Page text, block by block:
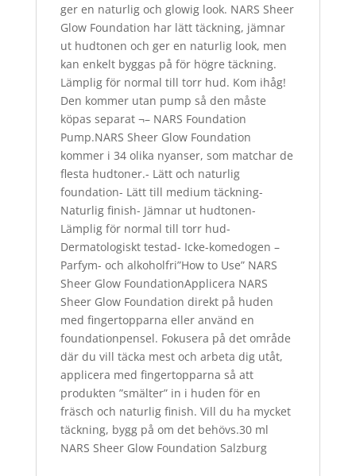
ger en naturlig och glowig look. NARS Sheer
Glow Foundation har lätt täckning, jämnar
ut hudtonen och ger en naturlig look, men
kan enkelt byggas på för högre täckning.
Lämplig för normal till torr hud. Kom ihåg!
Den kommer utan pump så den måste
köpas separat ¬– NARS Foundation
Pump.NARS Sheer Glow Foundation
kommer i 34 olika nyanser, som matchar de
flesta hudtoner.- Lätt och naturlig
foundation- Lätt till medium täckning-
Naturlig finish- Jämnar ut hudtonen-
Lämplig för normal till torr hud-
Dermatologiskt testad- Icke-komedogen –
Parfym- och alkoholfri”How to Use” NARS
Sheer Glow FoundationApplicera NARS
Sheer Glow Foundation direkt på huden
med fingertopparna eller använd en
foundationpensel. Fokusera på det område
där du vill täcka mest och arbeta dig utåt,
applicera med fingertopparna så att
produkten ”smälter” in i huden för en
fräsch och naturlig finish. Vill du ha mycket
täckning, bygg på om det behövs.30 ml
NARS Sheer Glow Foundation Salzburg